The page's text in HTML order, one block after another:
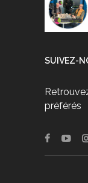
SUIVEZ-
préférés